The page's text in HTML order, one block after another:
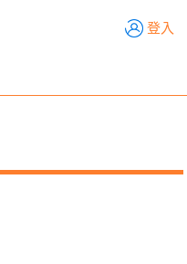
登入
輔銷工具 活動專區